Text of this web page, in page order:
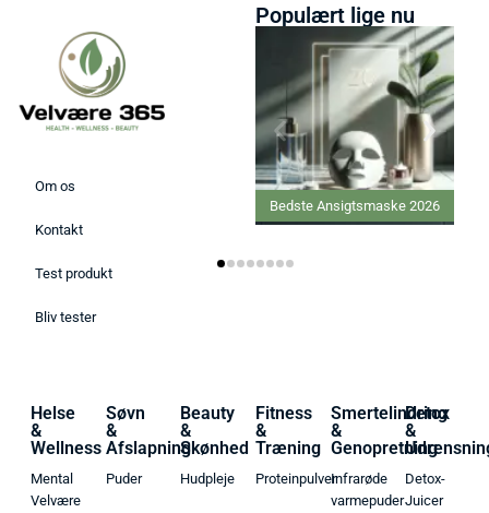
Om os
Kontakt
Test produkt
Bliv tester
Populært lige nu
Bedste Ansigtsmaske 2026
Helse
&
Wellness
Mental
Velvære
Søvn
&
Afslapning
Puder
Beauty
&
Skønhed
Hudpleje
Fitness
&
Træning
Proteinpulver
Smertelindring
&
Genopretning
Infrarøde
varmepuder
Detox
&
Detox-
Juicer